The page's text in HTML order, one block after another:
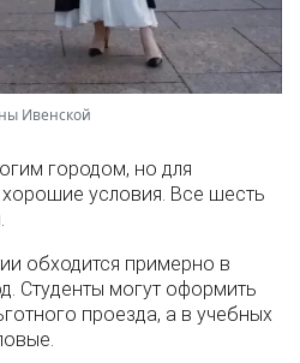
Ивенской
городом, но для
условия. Все шесть
обходится примерно в
Студенты могут оформить
проезда, а в учебных